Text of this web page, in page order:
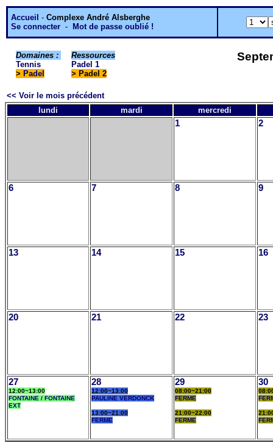
Accueil - Complexe André Alsberghe
Se connecter - Mot de passe oublié !
Domaines :
Tennis
> Padel
Ressources
Padel 1
> Padel 2
<< Voir le mois précédent
lundi
mardi mercredi
1 2
6 7 8 9
13 14 15 16
20 21 22 23
27
12:00~13:00
FONTAINE / FONTAINE
EXT
28
12:00~13:00
PAULINE VERDONCK
13:00~21:00
FERME
29
08:00~21:00
FERME
21:00~22:00
FERME
30